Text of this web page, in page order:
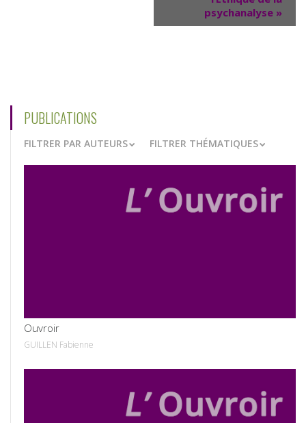
psychanalyse »
PUBLICATIONS
FILTRER PAR AUTEURS FILTRER THÉMATIQUES
Ouvroir
GUILLEN Fabienne